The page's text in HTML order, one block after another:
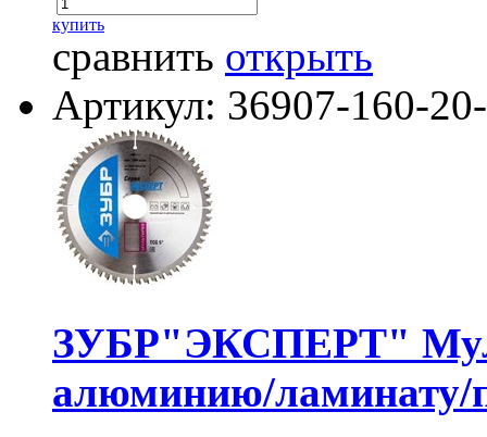
купить
сравнить открыть
Артикул: 36907-160-
ЗУБР"ЭКСПЕРТ"
алюминию/ламинату/